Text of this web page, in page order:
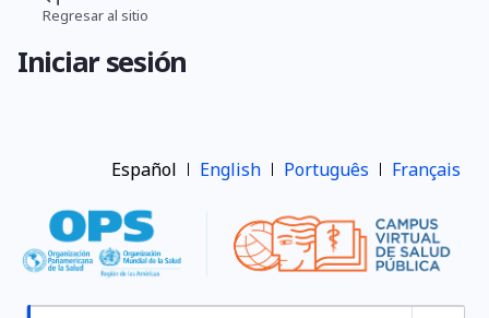
Pasar
contenido
Ruta
de
Regresar al sitio
Iniciar sesión
Español English Português Français